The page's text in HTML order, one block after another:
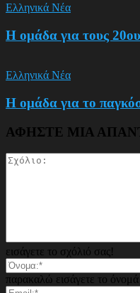
Ελληνικά Νέα
Η ομάδα για τους
Ελληνικά Νέα
Η ομάδα για το
ΑΦΗΣΤΕ ΜΙΑ
εισάγετε το σχόλιό σας!
παρακαλώ εισάγετε το